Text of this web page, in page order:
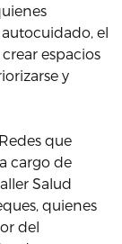
el
espacios
y
que
cargo de
Salud
quienes
del